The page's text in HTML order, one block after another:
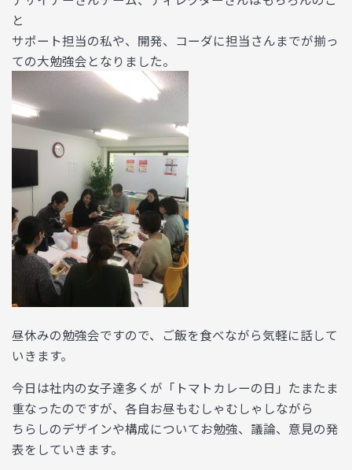
と
サポート担当の私や、開発、コーダに担当さんまでが揃っ
ての大勉強会となりました。
昼休みの勉強会ですので、ご飯を食べながら気軽に話して
いきます。
今日は社内の女子達多くが「トマトカレーの日」たまたま
重なったのですが、各自お昼もむしゃむしゃしながら
ちらしのデザインや構成についてお勉強、議論、意見の発
表をしていきます。